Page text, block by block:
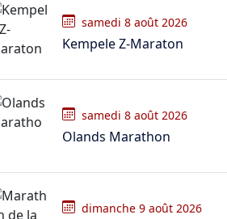
samedi 8 août 2026
Kempele Z-Maraton
samedi 8 août 2026
Olands Marathon
dimanche 9 août 2026